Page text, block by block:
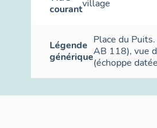
courantvillage
Légende
générique
Place du
AB 118), vue
(échoppe